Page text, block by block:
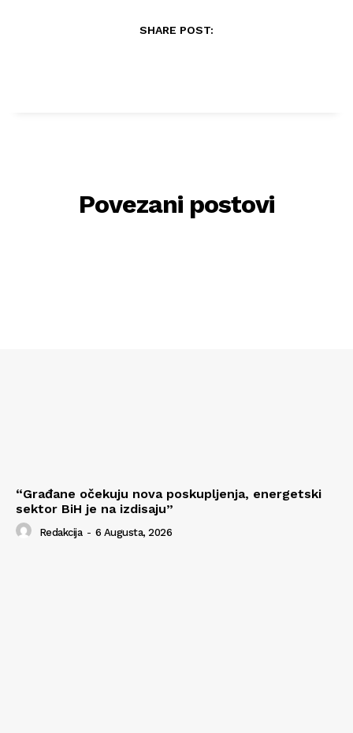
SHARE POST:
Povezani postovi
“Građane očekuju nova poskupljenja, energetski
sektor BiH je na izdisaju”
Redakcija - 6 Augusta, 2026